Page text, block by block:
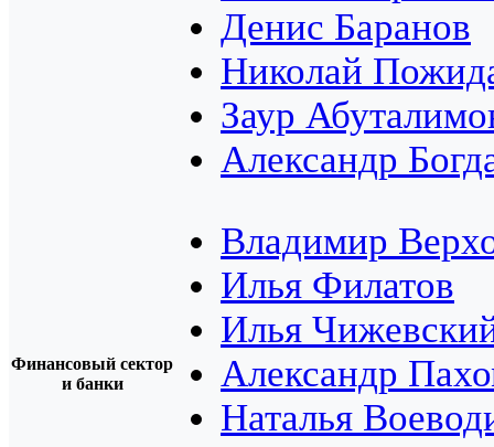
Денис Баранов
Николай
Заур
Александр
Финансовый сектор
и банки
Владимир
Илья Филатов
Илья
Александр
Наталья